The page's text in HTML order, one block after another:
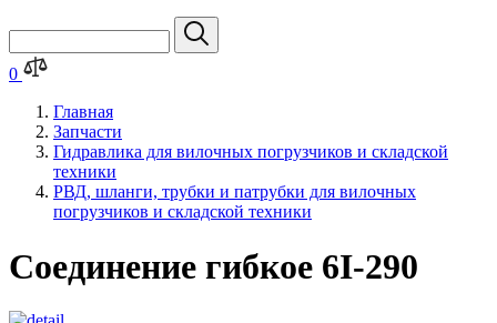
0
Главная
Запчасти
Гидравлика для вилочных погрузчиков и складской
техники
РВД, шланги, трубки и патрубки для вилочных
погрузчиков и складской техники
Соединение гибкое 6I-290